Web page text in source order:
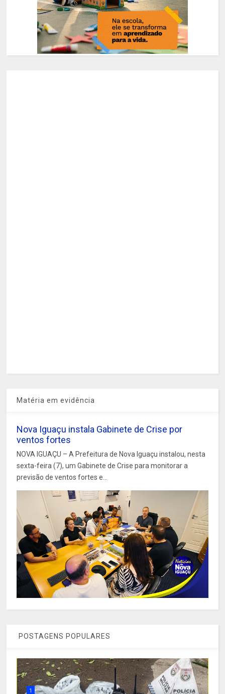
Matéria em evidência
Nova Iguaçu instala Gabinete de Crise por
ventos fortes
NOVA IGUAÇU – A Prefeitura de Nova Iguaçu instalou, nesta
sexta-feira (7), um Gabinete de Crise para monitorar a
previsão de ventos fortes e...
POSTAGENS POPULARES
1